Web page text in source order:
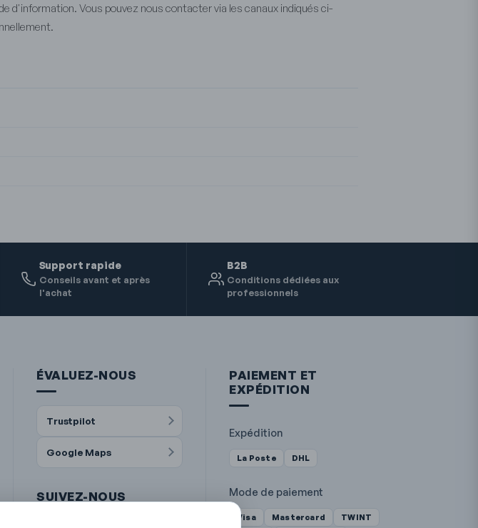
d'information. Vous pouvez nous contacter via les canaux indiqués ci-
Support rapide
Conseils avant et après
l'achat
B2B
Conditions dédiées aux
professionnels
ÉVALUEZ-NOUS
Trustpilot
Google Maps
SUIVEZ-NOUS
PAIEMENT ET
EXPÉDITION
Expédition
La Poste DHL
Mode de paiement
Visa Mastercard TWINT